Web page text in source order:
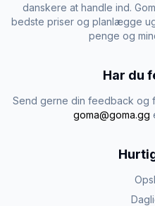
danskere at handle ind.
bedste priser og planlægge
penge og
Har du
Send gerne din feedback og
goma@goma.gg